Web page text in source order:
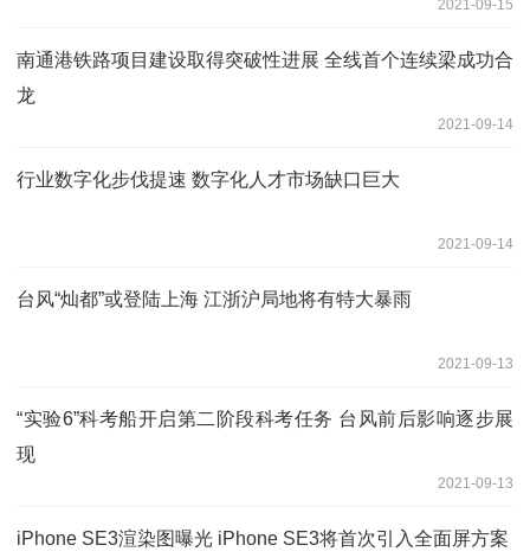
2021-09-15
南通港铁路项目建设取得突破性进展 全线首个连续梁成功合
龙
2021-09-14
行业数字化步伐提速 数字化人才市场缺口巨大
2021-09-14
台风“灿都”或登陆上海 江浙沪局地将有特大暴雨
2021-09-13
“实验6”科考船开启第二阶段科考任务 台风前后影响逐步展
现
2021-09-13
iPhone SE3渲染图曝光 iPhone SE3将首次引入全面屏方案